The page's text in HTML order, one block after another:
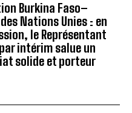
Burkina Faso–
Nations Unies : en
le Représentant
intérim salue un
solide et porteur